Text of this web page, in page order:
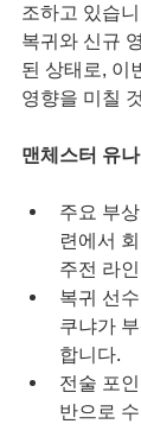
조하고 있습
복귀와 신규
된 상태로, 이
영향을 미칠
맨체스터 유
주요 부
련에서
주전 라
복귀 선
쿠냐가
합니다.
전술 포
반으로